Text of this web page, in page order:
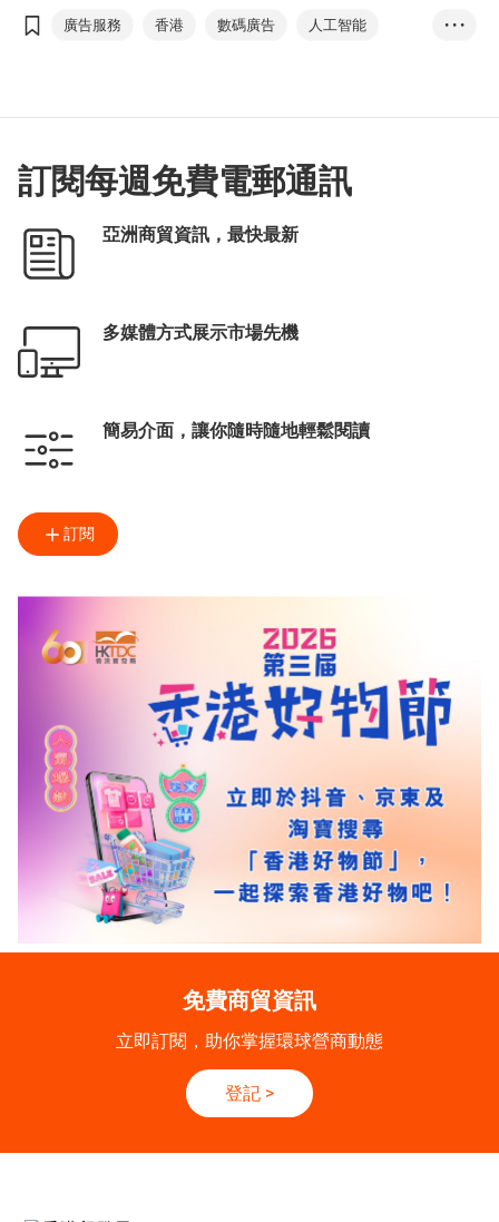
廣告服務 香港 數碼廣告
人工智能
• • •
訂閱每週免費電郵通訊
亞洲商貿資訊，最快最新
多媒體方式展示市場先機
簡易介面，讓你隨時隨地輕鬆閱讀
訂閱
免費商貿資訊
立即訂閱，助你掌握環球營商動態
登記 >